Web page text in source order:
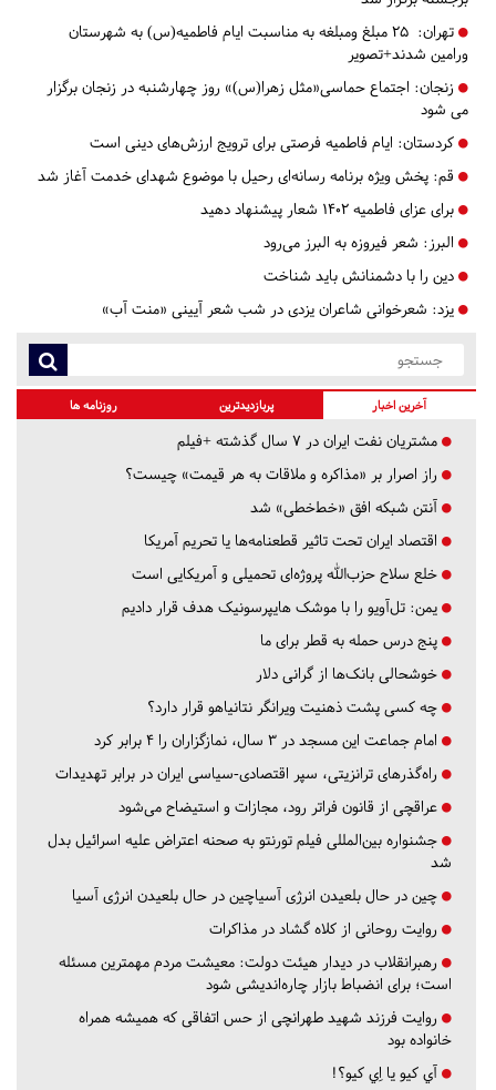
تهران:
۲۵ مبلغ ومبلغه به مناسبت ایام فاطمیه(س) به شهرستان
ورامین شدند+تصویر
زنجان: اجتماع حماسی«مثل زهرا(س)» روز چهارشنبه در زنجان برگزار
می شود
کردستان: ایام فاطمیه فرصتی برای ترویج ارزش‌های دینی است
قم: پخش ویژه برنامه‌ رسانه‌ای رحیل با موضوع شهدای خدمت آغاز شد
برای عزای فاطمیه ۱۴۰۲ شعار پیشنهاد دهید
البرز: شعر فیروزه به البرز می‌رود
دین را با دشمنانش باید شناخت
یزد: شعرخوانی شاعران یزدی در شب شعر آیینی «منت آب»
آخرین اخبار پربازدیدترین روزنامه ها
مشتریان نفت ایران در ۷ سال گذشته +فیلم
راز اصرار بر «مذاکره و ملاقات به هر قیمت» چیست؟
آنتن شبکه افق «خط‌خطی» شد
اقتصاد ایران تحت تاثیر قطعنامه‌ها یا تحریم‌ آمریکا
خلع سلاح حزب‌الله پروژه‌ای تحمیلی و آمریکایی است
یمن: تل‌آویو را با موشک هایپرسونیک هدف قرار دادیم
پنج درس‌ حمله به قطر برای ما
خوشحالی بانک‌ها از گرانی دلار
چه کسی پشت ذهنیت ویرانگر نتانیاهو قرار دارد؟
امام جماعت این مسجد در ۳ سال، نمازگزاران را ۴ برابر کرد
راه‌گذرهای ترانزیتی، سپر اقتصادی-سیاسی ایران در برابر تهدیدات
عراقچی از قانون فراتر رود، مجازات و استیضاح می‌شود
جشنواره بین‌المللی فیلم تورنتو به صحنه اعتراض علیه اسرائیل بدل
شد
چین در حال بلعیدن انرژی آسیاچین در حال بلعیدن انرژی آسیا
روایت روحانی از کلاه گشاد در مذاکرات
رهبرانقلاب در دیدار هیئت دولت: معیشت مردم مهمترین مسئله
است؛ برای انضباط بازار چاره‌اندیشی شود
روایت فرزند شهید طهرانچی از حس اتفاقی که همیشه همراه
خانواده بود
آي كيو يا اِي كيو؟!